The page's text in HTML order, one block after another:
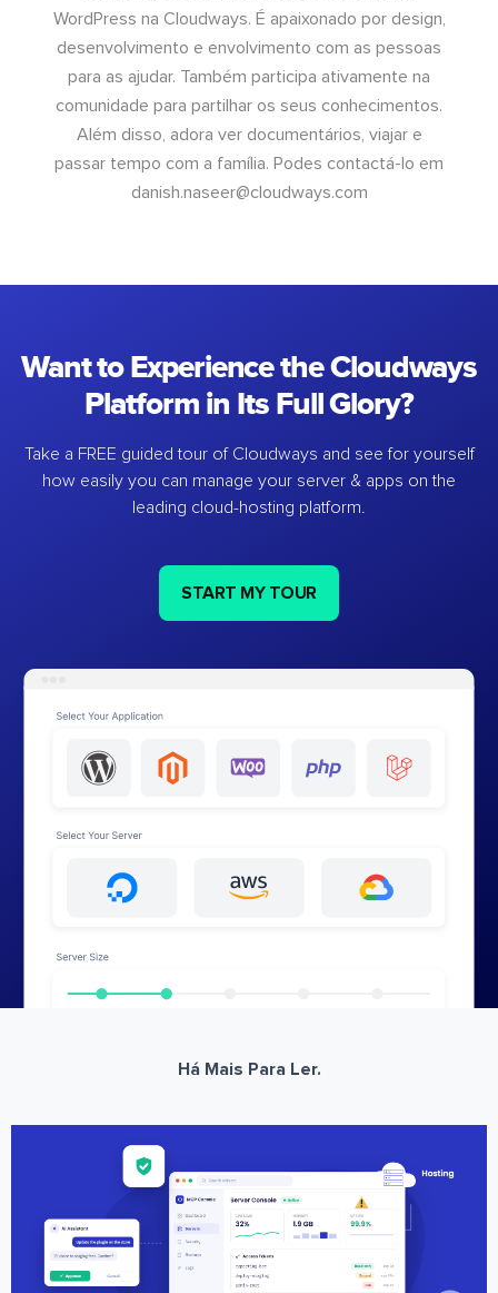
WordPress na Cloudways. É apaixonado por design,
desenvolvimento e envolvimento com as pessoas
para as ajudar. Também participa ativamente na
comunidade para partilhar os seus conhecimentos.
Além disso, adora ver documentários, viajar e
passar tempo com a família. Podes contactá-lo em
danish.naseer@cloudways.com
Want to Experience the Cloudways
Platform in Its Full Glory?
Take a FREE guided tour of Cloudways and see for yourself
how easily you can manage your server & apps on the
leading cloud-hosting platform.
START MY TOUR
Há Mais Para Ler.